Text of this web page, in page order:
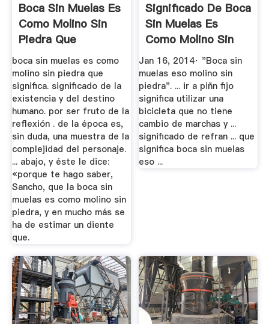
Boca Sin Muelas Es
Como Molino Sin
Piedra Que
Significa
boca sin muelas es como
molino sin piedra que
significa. significado de la
existencia y del destino
humano. por ser fruto de la
reflexión . de la época es,
sin duda, una muestra de la
complejidad del personaje.
... abajo, y éste le dice:
«porque te hago saber,
Sancho, que la boca sin
muelas es como molino sin
piedra, y en mucho más se
ha de estimar un diente
que.
Significado De Boca
Sin Muelas Es
Como Molino Sin
Piedra ...
Jan 16, 2014· "Boca sin
muelas eso molino sin
piedra". ... ir a piñn fijo
significa utilizar una
bicicleta que no tiene
cambio de marchas y ...
significado de refran ... que
significa boca sin muelas
eso ...